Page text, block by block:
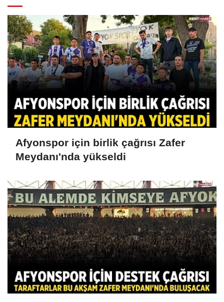
Afyonspor için birlik çağrısı Zafer
Meydanı'nda yükseldi